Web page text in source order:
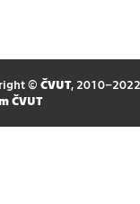
© ČVUT, 2010–2022
ČVUT